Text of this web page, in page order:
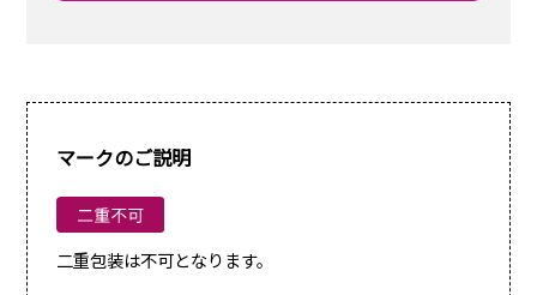
マークのご説明
二重包装は不可となります。